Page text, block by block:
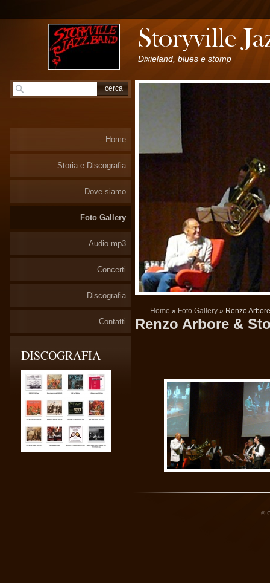
Dixieland, blues e stomp
Home » Foto Gallery » Renzo
Renzo Arbore &
Home
Storia e Discografia
Dove siamo
Foto Gallery
Audio mp3
Concerti
Discografia
Contatti
DISCOGRAFIA
©